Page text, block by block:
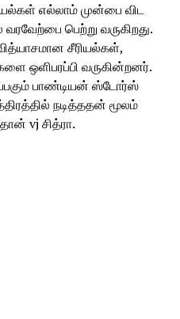
எல்லாம் முன்பை விட
பெற்று வருகிறது.
சீரியல்கள்,
ஒளிபரப்பி வருகின்றனர்.
பாண்டியன் ஸ்டோர்ஸ்
நடித்ததன் மூலம்
vj சித்ரா.